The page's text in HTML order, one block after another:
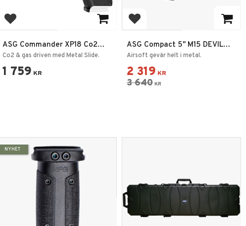
Add to favorites
ASG Commander XP18 Co2
6mm Svart
Co2 & gas driven med Metal Slide.
1 759 KR
Add to favorites
ASG Compact 5" M15 DEVIL
Series AEG 6mm
Airsoft gevär helt i metal.
2 319 KR
3 640 KR
NYHET